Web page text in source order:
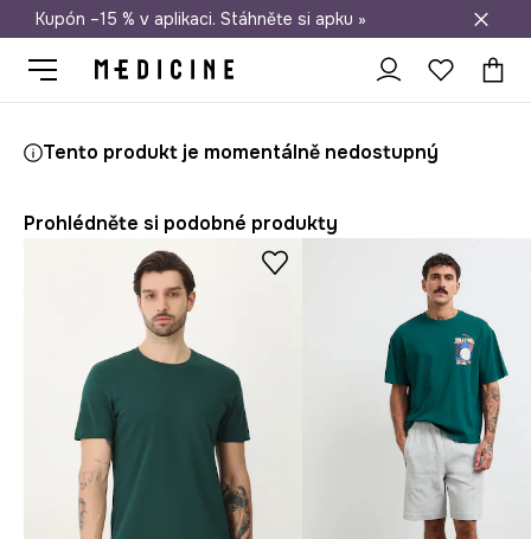
Doprava zdarma při nákupu nad 1 200 Kč
Kupón –15 % v aplikaci. Stáhněte si apku »
Tento produkt je momentálně nedostupný
Prohlédněte si podobné produkty